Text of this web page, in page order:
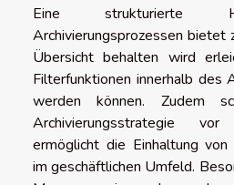
Eine strukturierte
Archivierungsprozessen bietet
Übersicht behalten wird
Filterfunktionen innerhalb des
werden können. Zudem
Archivierungsstrategie
ermöglicht die Einhaltung von
im geschäftlichen Umfeld.